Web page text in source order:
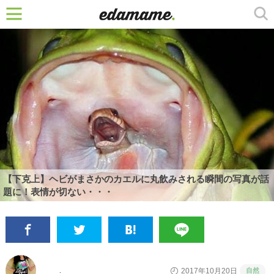
【下克上】ヘビがまさかのカエルに丸飲みされる瞬間の写真が話
題に！表情が切ない・・・
2017年10月20日 自然